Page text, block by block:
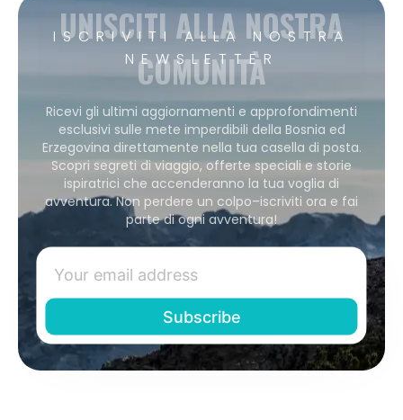
ISCRIVITI ALLA NOSTRA
NEWSLETTER
UNISCITI ALLA NOSTRA
COMUNITÀ
Ricevi gli ultimi aggiornamenti e approfondimenti
esclusivi sulle mete imperdibili della Bosnia ed
Erzegovina direttamente nella tua casella di posta.
Scopri segreti di viaggio, offerte speciali e storie
ispiratrici che accenderanno la tua voglia di
avventura. Non perdere un colpo–iscriviti ora e fai
parte di ogni avventura!